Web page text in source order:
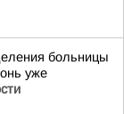
больницы
уже